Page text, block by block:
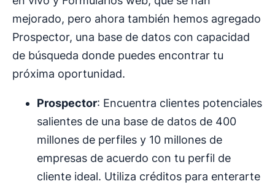
mejorado, pero ahora también hemos agregado
Prospector, una base de datos con capacidad
de búsqueda donde puedes encontrar tu
próxima oportunidad.
Prospector: Encuentra clientes potenciales
salientes de una base de datos de 400
millones de perfiles y 10 millones de
empresas de acuerdo con tu perfil de
cliente ideal. Utiliza créditos para enterarte